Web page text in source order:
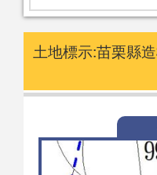
土地標示:苗栗縣